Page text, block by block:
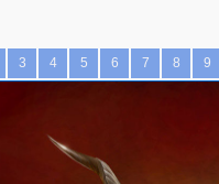
3 4 5 6 7 8 9